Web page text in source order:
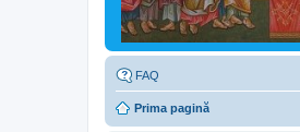
FAQ
Prima pagină